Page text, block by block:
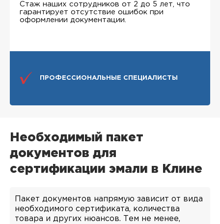
Стаж наших сотрудников от 2 до 5 лет, что
гарантирует отсутствие ошибок при
оформлении документации.
ПРОФЕССИОНАЛЬНЫЕ СПЕЦИАЛИСТЫ
Необходимый пакет
документов для
сертификации эмали в Клине
Пакет документов напрямую зависит от вида
необходимого сертификата, количества
товара и других нюансов. Тем не менее,